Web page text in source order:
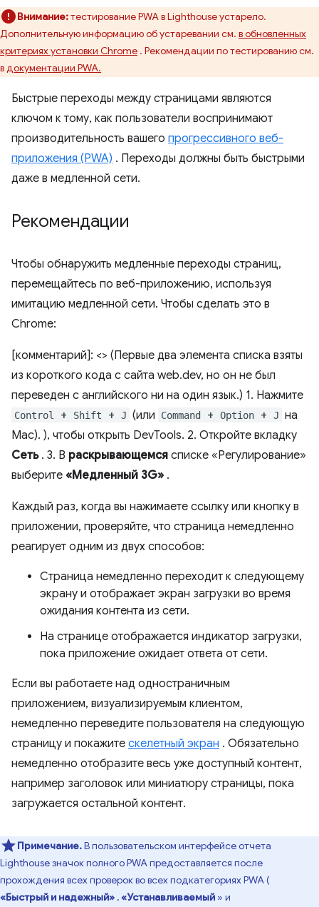
Внимание:тестирование PWA в Lighthouse устарело.
Дополнительную информацию об устаревании см. в обновленных
критериях установки Chrome . Рекомендации по тестированию см.
вдокументации PWA.
Быстрые переходы между страницами являются
ключом к тому, как пользователи воспринимают
производительность вашего прогрессивного веб-
приложения (PWA) . Переходы должны быть быстрыми
даже в медленной сети.
Рекомендации
Чтобы обнаружить медленные переходы страниц,
перемещайтесь по веб-приложению, используя
имитацию медленной сети. Чтобы сделать это в
Chrome:
[комментарий]: <> (Первые два элемента списка взяты
из короткого кода с сайта web.dev, но он не был
переведен с английского ни на один язык.) 1. Нажмите
Control + Shift + J (или Command + Option + J на ​​
Mac). ), чтобы открыть DevTools. 2. Откройте вкладку
Сеть. 3. В раскрывающемся списке «Регулирование»
выберите «Медленный 3G» .
Каждый раз, когда вы нажимаете ссылку или кнопку в
приложении, проверяйте, что страница немедленно
реагирует одним из двух способов:
Страница немедленно переходит к следующему
экрану и отображает экран загрузки во время
ожидания контента из сети.
На странице отображается индикатор загрузки,
пока приложение ожидает ответа от сети.
Если вы работаете над одностраничным
приложением, визуализируемым клиентом,
немедленно переведите пользователя на следующую
страницу и покажите скелетный экран . Обязательно
немедленно отобразите весь уже доступный контент,
например заголовок или миниатюру страницы, пока
загружается остальной контент.
Примечание.В пользовательском интерфейсе отчета
Lighthouse значок полного PWA предоставляется после
прохождения всех проверок во всех подкатегориях PWA (
«Быстрый и надежный» ,«Устанавливаемый » и